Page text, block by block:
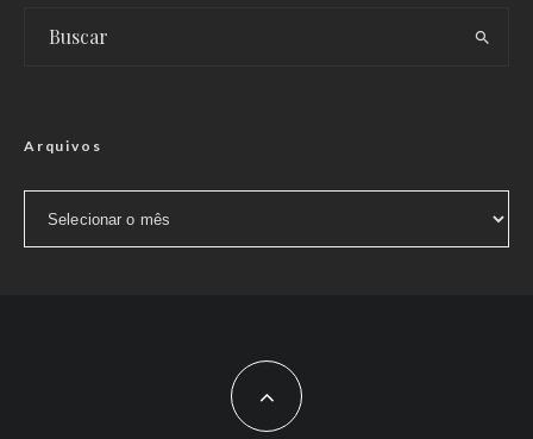
Arquivos